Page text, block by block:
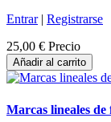
Entrar| Registrarse
25,00 € Precio
Añadir al carrito
Marcas lineales